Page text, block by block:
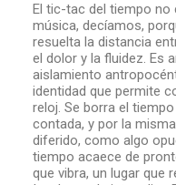
El tic-tac del tiempo no
música, decíamos,
resuelta la distancia
el dolor y la fluidez. Es
aislamiento
identidad que permite
reloj. Se borra el
contada, y por la
diferido, como algo
tiempo acaece de
que vibra, un lugar que